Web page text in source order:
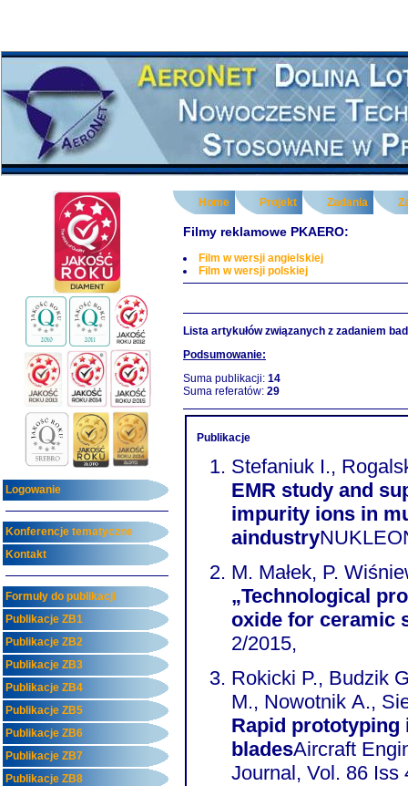
Logowanie
Konferencje tematyczne
Kontakt
Formuły do publikacji
Publikacje ZB1
Publikacje ZB2
Publikacje ZB3
Publikacje ZB4
Publikacje ZB5
Publikacje ZB6
Publikacje ZB7
Publikacje ZB8
Home Projekt Zadania
Filmy reklamowe PKAERO:
Film w wersji angielskiej
Film w wersji polskiej
Lista artykułów związanych z zadaniem
Podsumowanie:
Suma publikacji: 14
Suma referatów: 29
Publikacje
Stefaniuk I.,
EMR study and
impurity ions in
aindustry
M. Małek, P.
„Technological
oxide for ceramic
2/2015,
Rokicki P., Budzik
M., Nowotnik A.,
Rapid prototyping
bladesAircraft
Journal, Vol. 86 Iss